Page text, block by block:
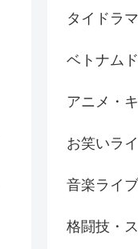
タイドラ
ベトナム
アニメ・
お笑いラ
音楽ライ
格闘技・